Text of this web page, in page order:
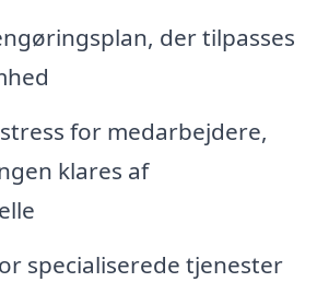
der tilpasses
for medarbejdere,
klares af
specialiserede tjenester